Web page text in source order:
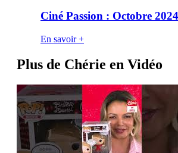
Ciné Passion : Octobre 2024
En savoir +
Plus de Chérie en Vidéo